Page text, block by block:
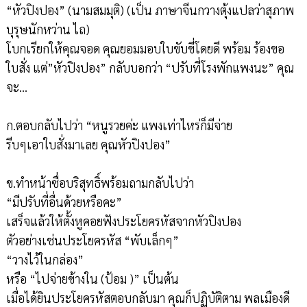
“หัวปิงปอง” (นามสมมุติ) (เป็น ภาษาจีนกวางตุ้งแปลว่าสุภาพ
บุรุษนักหว่าน ไถ)
โบกเรียกให้คุณจอด คุณยอมมอบใบขับขี่โดยดี พร้อม ร้องขอ
ใบสั่ง แต่”หัวปิงปอง” กลับบอกว่า “ปรับที่โรงพักแพงนะ” คุณ
จะ...
ก.ตอบกลับไปว่า “หนูรวยค่ะ แพงเท่าไหร่ก็มีจ่าย
รีบๆเอาใบสั่งมาเลย คุณหัวปิงปอง”
ข.ทำหน้าซื่อบริสุทธิ์พร้อมถามกลับไปว่า
“มีปรับที่อื่นด้วยหรือคะ”
เสร็จแล้วให้ตั้งหูคอยฟังประโยครหัสจากหัวปิงปอง
ตัวอย่างเช่นประโยครหัส “พับเล็กๆ”
“วางไว้ในกล่อง”
หรือ “ไปจ่ายข้างใน (ป้อม )” เป็นต้น
เมื่อได้ยินประโยครหัสตอบกลับมา คุณก็ปฏิบัติตาม พลเมืองดี